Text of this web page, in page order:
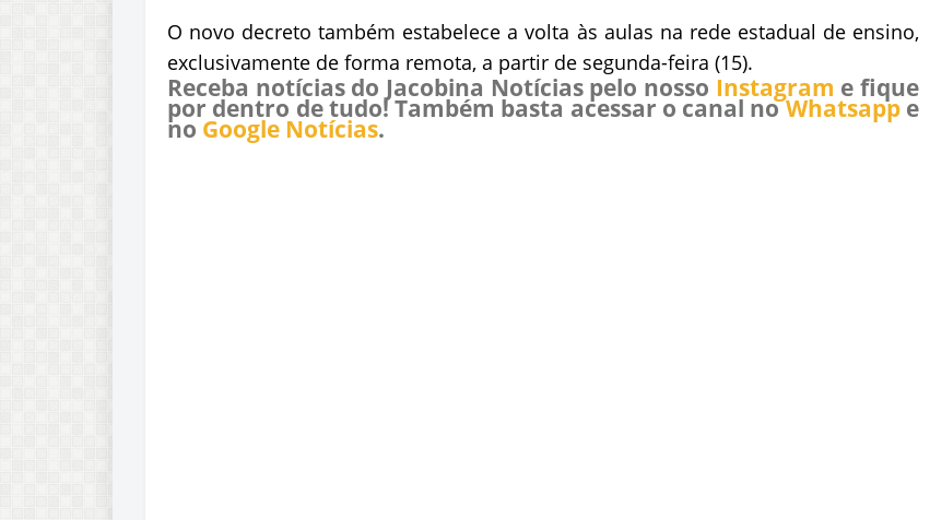
O novo decreto também estabelece a volta às aulas na rede estadual de ensino,
exclusivamente de forma remota, a partir de segunda-feira (15).
Receba notícias do Jacobina Notícias pelo nosso Instagram e fique
por dentro de tudo! Também basta acessar o canal noWhatsappe
no Google Notícias.